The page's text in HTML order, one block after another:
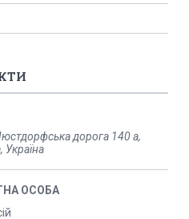
дорога 140 а,
Україна